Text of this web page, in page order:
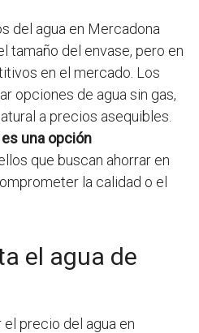
del agua en Mercadona
tamaño del envase, pero en
en el mercado. Los
opciones de agua sin gas,
a precios asequibles.
una opción
que buscan ahorrar en
la calidad o el
el agua de
precio del agua en